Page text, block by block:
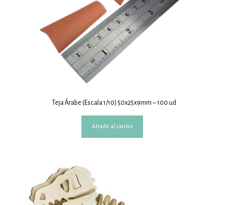
Teja Árabe (Escala 1/10) 50x25x9mm – 100 ud
Añadir al carrito